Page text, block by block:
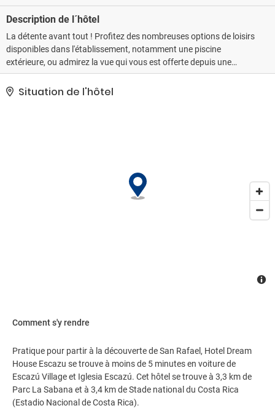
Description de l´hôtel
La détente avant tout ! Profitez des nombreuses options de loisirs
disponibles dans l'établissement, notamment une piscine
extérieure, ou admirez la vue qui vous est offerte depuis une
terrasse et un jardin. Parmi les services et équipements offerts par
cet hôtel vous trouvez également l'accès Wi-Fi à Internet gratuit,
est disponible dans l'enceinte de l'établissement..
Situation de l'hôtel
Comment s'y rendre
Pratique pour partir à la découverte de San Rafael, Hotel Dream
House Escazu se trouve à moins de 5 minutes en voiture de
Escazú Village et Iglesia Escazú. Cet hôtel se trouve à 3,3 km de
Parc La Sabana et à 3,4 km de Stade national du Costa Rica
(Estadio Nacional de Costa Rica).